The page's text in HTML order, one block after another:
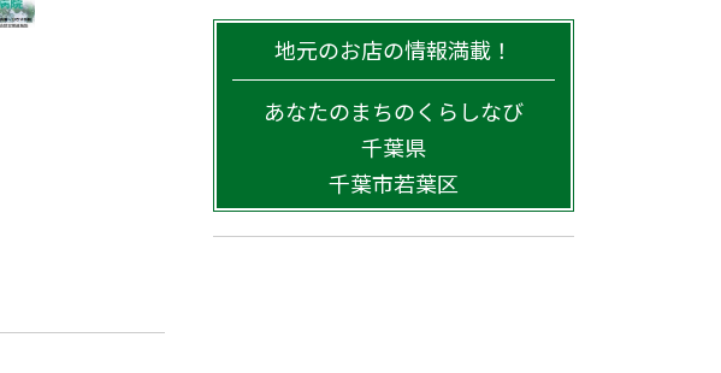
地元のお店の情報満載！
あなたのまちのくらしなび
千葉県
千葉市若葉区